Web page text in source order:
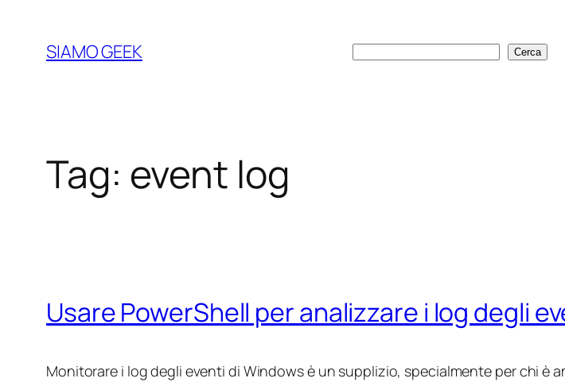
contenuto
SIAMO GEEK Cerca Cerca
Tag: event log
Usare PowerShell per analizzare i log degli
Monitorare i log degli eventi di Windows è un supplizio, specialmente per chi è